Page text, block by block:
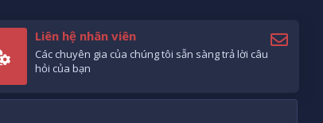
Liên hệ nhân viên
Các chuyên gia của chúng tôi sẵn sàng trả lời câu
hỏi của bạn